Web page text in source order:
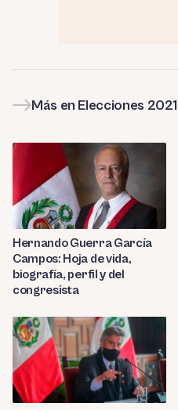
Más en Elecciones 2021
Hernando Guerra García
Campos: Hoja de vida,
biografía, perfil y del
congresista